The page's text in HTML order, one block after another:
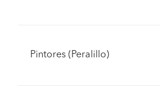
Pintores (Peralillo)